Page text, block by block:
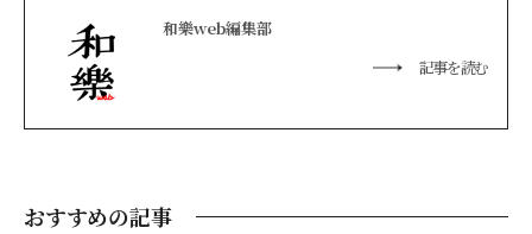
和樂web編集部
記事を読む
おすすめの記事